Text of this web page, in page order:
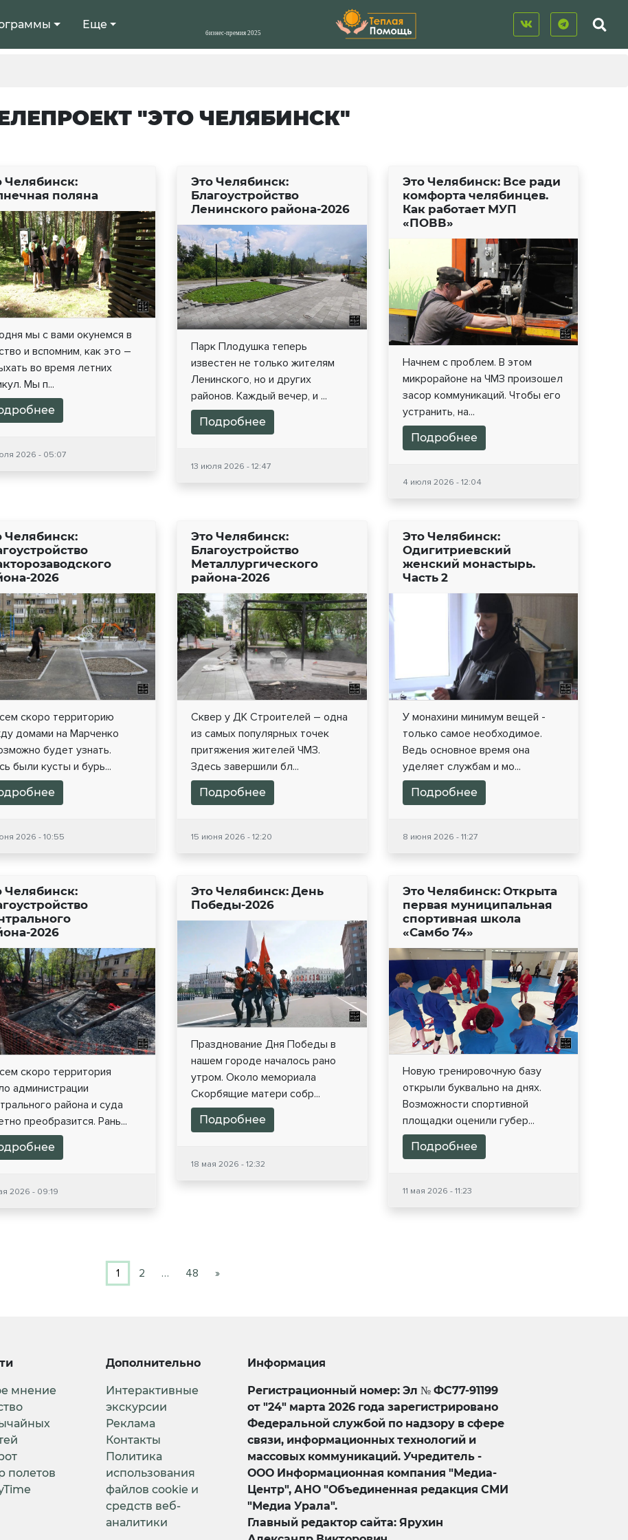
Еще
"ЭТО ЧЕЛЯБИНСК"
Челябинск:
поляна
мы с вами окунемся в
и вспомним, как это –
во время летних
Мы п...
2026 - 05:07
Это Челябинск:
Благоустройство
Ленинского района-2026
Парк Плодушка теперь
известен не только жителям
Ленинского, но и других
районов. Каждый вечер, и ...
Подробнее
13 июля 2026 - 12:47
Это Челябинск: Все ради
комфорта челябинцев.
Как работает МУП
«ПОВВ»
Начнем с проблем. В этом
микрорайоне на ЧМЗ произошел
засор коммуникаций. Чтобы его
устранить, на...
Подробнее
4 июля 2026 - 12:04
Челябинск:
2026
скоро территорию
домами на Марченко
будет узнать.
были кусты и бурь...
2026 - 10:55
Это Челябинск:
Благоустройство
Металлургического
района-2026
Сквер у ДК Строителей – одна
из самых популярных точек
притяжения жителей ЧМЗ.
Здесь завершили бл...
Подробнее
15 июня 2026 - 12:20
Это Челябинск:
Одигитриевский
женский монастырь.
Часть 2
У монахини минимум вещей -
только самое необходимое.
Ведь основное время она
уделяет службам и мо...
Подробнее
8 июня 2026 - 11:27
Челябинск:
2026
скоро территория
администрации
района и суда
преобразится. Рань...
2026 - 09:19
Это Челябинск: День
Победы-2026
Празднование Дня Победы в
нашем городе началось рано
утром. Около мемориала
Скорбящие матери собр...
Подробнее
18 мая 2026 - 12:32
Это Челябинск: Открыта
первая муниципальная
спортивная школа
«Самбо 74»
Новую тренировочную базу
открыли буквально на днях.
Возможности спортивной
площадки оценили губер...
Подробнее
11 мая 2026 - 11:23
1 2 … 48 »
мнение
полетов
Дополнительно
Интерактивные
экскурсии
Реклама
Контакты
Политика
использования
файлов cookie и
средств веб-
аналитики
Информация
Регистрационный номер: Эл № ФС77-91199
от "24" марта 2026 года зарегистрировано
Федеральной службой по надзору в сфере
связи, информационных технологий и
массовых коммуникаций. Учредитель -
ООО Информационная компания "Медиа-
Центр", АНО "Объединенная редакция СМИ
"Медиа Урала".
Главный редактор сайта: Ярухин